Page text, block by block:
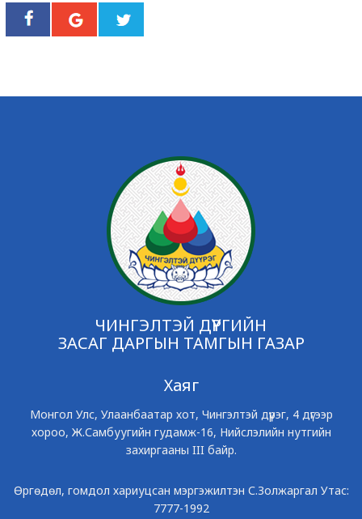
ЧИНГЭЛТЭЙ ДҮҮРГИЙН
ЗАСАГ ДАРГЫН ТАМГЫН ГАЗАР
Хаяг
Монгол Улс, Улаанбаатар хот, Чингэлтэй дүүрэг, 4 дүгээр
хороо, Ж.Самбуугийн гудамж-16, Нийслэлийн нутгийн
захиргааны III байр.
Өргөдөл, гомдол хариуцсан мэргэжилтэн С.Золжаргал Утас:
7777-1992